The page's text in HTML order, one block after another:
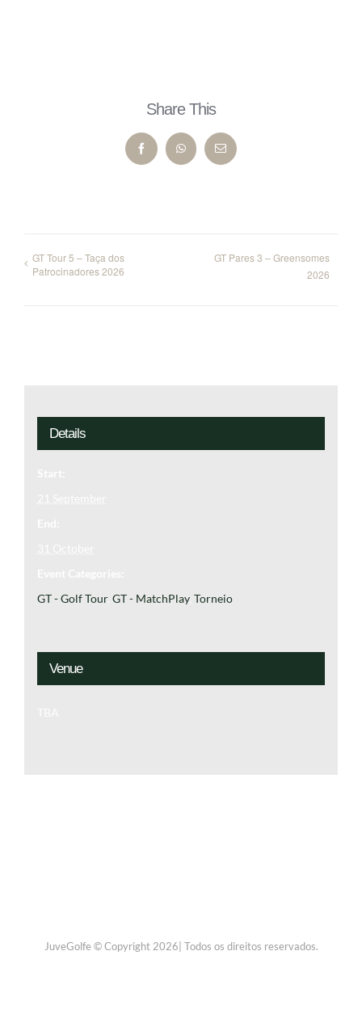
Share This
FacebookWhatsAppEmail
GT Tour 5 – Taça dos
Patrocinadores 2026
GT Pares 3 – Greensomes
2026
Details
GT - Golf Tour, GT - MatchPlay, Torneio
Venue
JuveGolfe © Copyright 2026| Todos os direitos reservados.